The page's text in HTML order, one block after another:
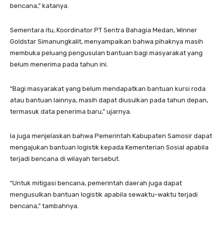
bencana,” katanya.
Sementara itu, Koordinator PT Sentra Bahagia Medan, Winner
Goldstar Simanungkalit, menyampaikan bahwa pihaknya masih
membuka peluang pengusulan bantuan bagi masyarakat yang
belum menerima pada tahun ini.
“Bagi masyarakat yang belum mendapatkan bantuan kursi roda
atau bantuan lainnya, masih dapat diusulkan pada tahun depan,
termasuk data penerima baru,” ujarnya.
Ia juga menjelaskan bahwa Pemerintah Kabupaten Samosir dapat
mengajukan bantuan logistik kepada Kementerian Sosial apabila
terjadi bencana di wilayah tersebut.
“Untuk mitigasi bencana, pemerintah daerah juga dapat
mengusulkan bantuan logistik apabila sewaktu-waktu terjadi
bencana,” tambahnya.